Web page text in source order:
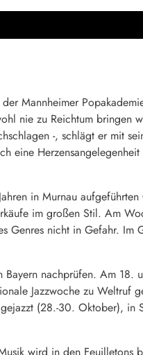
Mannheimer
nie zu Reichtum bringen
-, schlägt er mit
eine
in Murnau aufgeführten
im großen Stil. Am
Genres nicht in Gefahr. Im
Bayern nachprüfen. Am 18.
Jazzwoche zu Weltruf
(28.-30. Oktober), in
wird in den Feuilletons